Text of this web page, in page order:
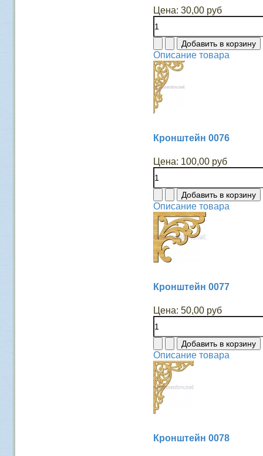
Цена: 30,00 руб
Описание товара
Кронштейн 0076
Цена: 100,00 руб
Описание товара
Кронштейн 0077
Цена: 50,00 руб
Описание товара
Кронштейн 0078